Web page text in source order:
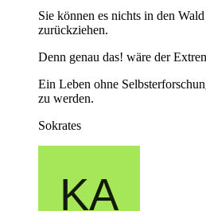
Sie können es nichts in den
zurückziehen.
Denn genau das! wäre der
Ein Leben ohne
zu werden.
Sokrates